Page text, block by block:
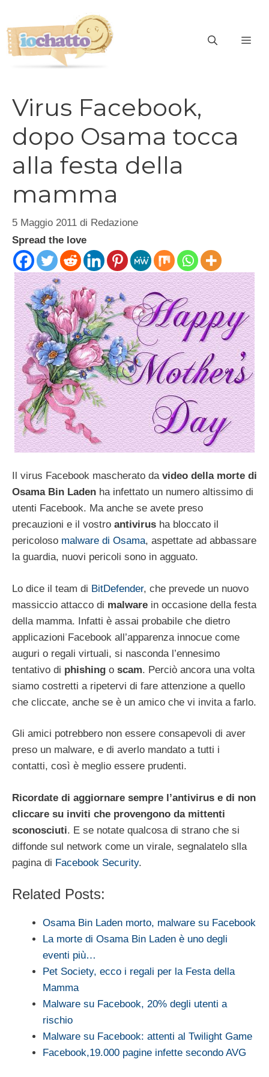
contenuto
Virus Facebook,
dopo Osama tocca
alla festa della
mamma
5 Maggio 2011 di Redazione
Spread the love
Il virus Facebook mascherato da video della morte di
Osama Bin Laden ha infettato un numero altissimo di
utenti Facebook. Ma anche se avete preso
precauzioni e il vostro antivirus ha bloccato il
pericoloso malware di Osama, aspettate ad abbassare
la guardia, nuovi pericoli sono in agguato.
Lo dice il team di BitDefender, che prevede un nuovo
massiccio attacco di malware in occasione della festa
della mamma. Infatti è assai probabile che dietro
applicazioni Facebook all’apparenza innocue come
auguri o regali virtuali, si nasconda l’ennesimo
tentativo di phishing o scam. Perciò ancora una volta
siamo costretti a ripetervi di fare attenzione a quello
che cliccate, anche se è un amico che vi invita a farlo.
Gli amici potrebbero non essere consapevoli di aver
preso un malware, e di averlo mandato a tutti i
contatti, così è meglio essere prudenti.
Ricordate di aggiornare sempre l’antivirus e di non
cliccare su inviti che provengono da mittenti
sconosciuti. E se notate qualcosa di strano che si
diffonde sul network come un virale, segnalatelo slla
pagina di Facebook Security.
Related Posts:
Osama Bin Laden morto, malware su Facebook
La morte di Osama Bin Laden è uno degli
eventi più…
Pet Society, ecco i regali per la Festa della
Mamma
Malware su Facebook, 20% degli utenti a
rischio
Malware su Facebook: attenti al Twilight Game
Facebook,19.000 pagine infette secondo AVG